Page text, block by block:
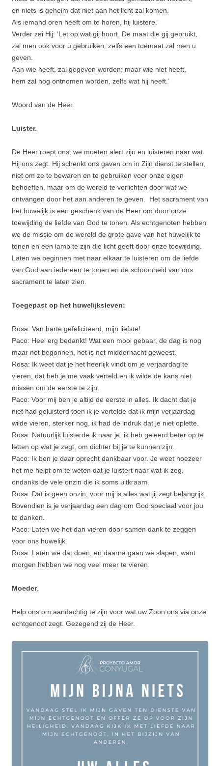
en niets is geheim dat niet aan het licht zal komen.
Als iemand oren heeft om te horen, hij luistere.’
Verder zei Hij: ‘Let op wat gij hoort. De maat die gij gebruikt,
zal men ook voor u gebruiken; zelfs een toemaat zal men u
geven.
Aan wie heeft, zal gegeven worden; maar wie niet heeft,
hem zal nog ontnomen worden, zelfs wat hij heeft.’
Woord van de Heer.
Luister.
De Heer roept ons, we moeten alert zijn en luisteren naar wat
Hij ons zegt. Hij schenkt ons gaven om in Zijn dienst te stellen,
niet om ze te bewaren en te gebruiken voor onze eigen
behoeften, maar om de wereld te verlichten door wat we
ontvangen door het aan anderen te geven. Het sacrament van
het huwelijk is een geschenk van de Heer om door onze
toewijding de liefde van God te tonen. Als echtgenoten hebben
we de missie om de wereld de grote gave van het huwelijk te
tonen en een lamp te zijn die licht geeft door onze toewijding.
Laten we beginnen met naar elkaar te luisteren om de liefde
van God aan iedereen te tonen en de schoonheid van ons
sacrament te laten zien.
Toegepast op het huwelijksleven:
Rosa: Van harte gefeliciteerd, mijn liefste!
Paco: Heel erg bedankt! Wat een mooi gebaar, de dag is nog
maar net begonnen, het is net middernacht geweest.
Rosa: Ik weet dat je het heerlijk vindt om je verjaardag te
vieren, dat heb je me vaak verteld en ik wilde de kans niet
missen om de eerste te zijn.
Paco: Voor mij ben je altijd de eerste in alles. Ik dacht dat je
niet had geluisterd toen ik je vertelde dat ik mijn verjaardag
wilde vieren, sterker nog, ik had de indruk dat je niet oplette.
Rosa: Natuurlijk luisterde ik naar je, ik heb geleerd beter op te
letten op wat je zegt, om dichter bij je te kunnen zijn.
Paco: Ik ben je daar oprecht dankbaar voor. Je weet hoezeer
het me helpt om te weten dat je luistert naar wat ik zeg,
ondanks de vele onzin die ik soms uitkraam.
Rosa: Dat is geen onzin, voor mij is alles wat jij zegt belangrijk.
Bovendien is je verjaardag een dag om God speciaal voor jou
te danken.
Paco: Laten we het dan vieren door samen dank te zeggen
voor ons huwelijk.
Rosa: Laten we dat doen, en daarna gaan we slapen, want
morgen hebben we nog veel meer te vieren.
Moeder,
Help ons om aandachtig te zijn voor wat uw Zoon ons via onze
echtgenoot zegt. Gezegend zij de Heer.